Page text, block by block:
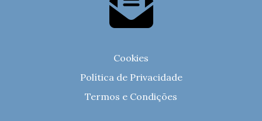
Cookies
Política de Privacidade
Termos e Condições